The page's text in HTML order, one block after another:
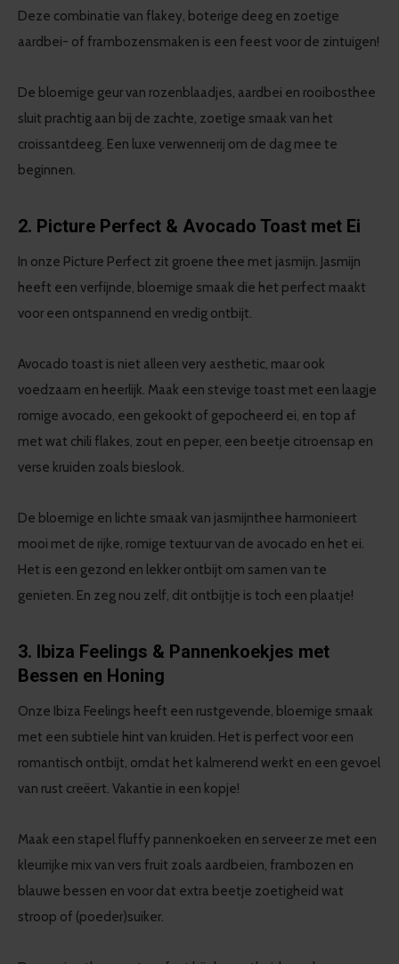
Deze combinatie van flakey, boterige deeg en zoetige
aardbei- of frambozensmaken is een feest voor de zintuigen!
De bloemige geur van rozenblaadjes, aardbei en rooibosthee
sluit prachtig aan bij de zachte, zoetige smaak van het
croissantdeeg. Een luxe verwennerij om de dag mee te
beginnen.
2. Picture Perfect & Avocado Toast met Ei
In onze Picture Perfect zit groene thee met jasmijn. Jasmijn
heeft een verfijnde, bloemige smaak die het perfect maakt
voor een ontspannend en vredig ontbijt.
Avocado toast is niet alleen very aesthetic, maar ook
voedzaam en heerlijk. Maak een stevige toast met een laagje
romige avocado, een gekookt of gepocheerd ei, en top af
met wat chili flakes, zout en peper, een beetje citroensap en
verse kruiden zoals bieslook.
De bloemige en lichte smaak van jasmijnthee harmonieert
mooi met de rijke, romige textuur van de avocado en het ei.
Het is een gezond en lekker ontbijt om samen van te
genieten. En zeg nou zelf, dit ontbijtje is toch een plaatje!
3. Ibiza Feelings & Pannenkoekjes met
Bessen en Honing
Onze Ibiza Feelings heeft een rustgevende, bloemige smaak
met een subtiele hint van kruiden. Het is perfect voor een
romantisch ontbijt, omdat het kalmerend werkt en een gevoel
van rust creëert. Vakantie in een kopje!
Maak een stapel fluffy pannenkoeken en serveer ze met een
kleurrijke mix van vers fruit zoals aardbeien, frambozen en
blauwe bessen en voor dat extra beetje zoetigheid wat
stroop of (poeder)suiker.